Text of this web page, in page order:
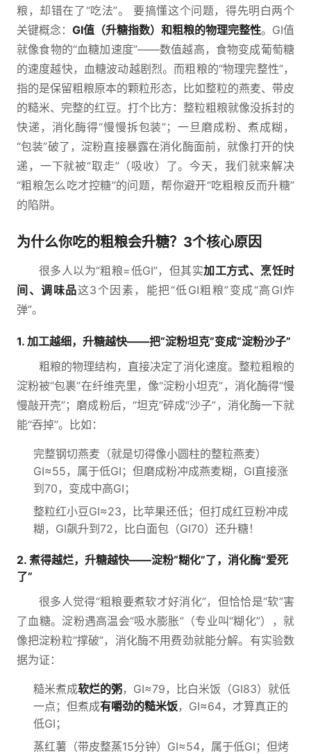
粮，却错在了“吃法”。 要搞懂这个问题，得先明白两个
关键概念： GI值（升糖指数） 和粗粮的物理完整性。GI值
就像食物的“血糖加速度”——数值越高，食物变成葡萄糖
的速度越快，血糖波动越剧烈。而粗粮的“物理完整性”，
指的是保留粗粮原本的颗粒形态，比如整粒的燕麦、带皮
的糙米、完整的红豆。打个比方：整粒粗粮就像没拆封的
快递，消化酶得“慢慢拆包装”；一旦磨成粉、煮成糊，
“包装”破了，淀粉直接暴露在消化酶面前，就像打开的快
递，一下就被“取走”（吸收）了。今天，我们就来解决
“粗粮怎么吃才控糖”的问题，帮你避开“吃粗粮反而升糖”
的陷阱。
为什么你吃的粗粮会升糖？3个核心原因
很多人以为“粗粮=低GI”，但其实加工方式、烹饪时
间、调味品这3个因素，能把“低GI粗粮”变成“高GI炸
弹”。
1. 加工越细，升糖越快——把“淀粉坦克”变成“淀粉沙子”
粗粮的物理结构，直接决定了消化速度。整粒粗粮的
淀粉被“包裹”在纤维壳里，像“淀粉小坦克”，消化酶得“慢
慢敲开壳”；磨成粉后，“坦克”碎成“沙子”，消化酶一下就
能“吞掉”。比如：
完整钢切燕麦（就是切得像小圆柱的整粒燕麦）
GI≈55，属于低GI；但磨成粉冲成燕麦糊，GI直接涨
到70，变成中高GI；
整粒红小豆GI≈23，比苹果还低；但打成红豆粉冲成
糊，GI飙升到72，比白面包（GI70）还升糖！
2. 煮得越烂，升糖越快——淀粉“糊化”了，消化酶“爱死
了”
很多人觉得“粗粮要煮软才好消化”，但恰恰是“软”害
了血糖。淀粉遇高温会“吸水膨胀”（专业叫“糊化”），就
像把淀粉粒“撑破”，消化酶不用费劲就能分解。有实验数
据为证：
糙米煮成软烂的粥，GI≈79，比白米饭（GI83）就低
一点；但煮成有嚼劲的糙米饭，GI≈64，才算真正的
低GI；
蒸红薯（带皮整蒸15分钟）GI≈54，属于低GI；但烤